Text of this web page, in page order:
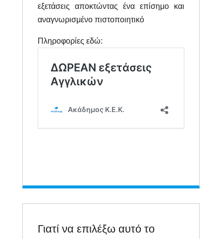
εξετάσεις αποκτώντας ένα επίσημο και
αναγνωρισμένο πιστοποιητικό
Πληροφορίες εδώ:
Γιατί να επιλέξω αυτό το